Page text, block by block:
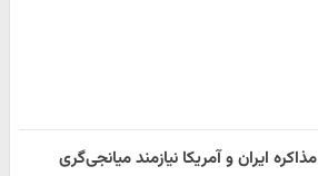
مذاکره ایران و آمریکا نیازمند میانجی‌گری